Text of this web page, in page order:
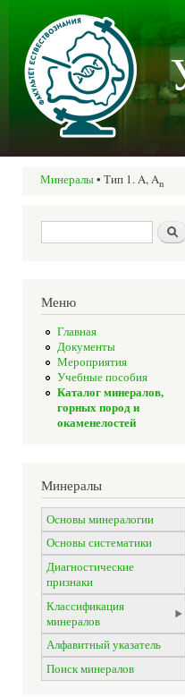
Минералы• Тип 1. A, An
Форма поиска
Меню
Главная
Документы
Мероприятия
Учебные пособия
Каталог минералов,
горных пород и
окаменелостей
Минералы
Основы минералогии
Основы систематики
Диагностические
признаки
Классификация
минералов
Алфавитный указатель
Поиск минералов